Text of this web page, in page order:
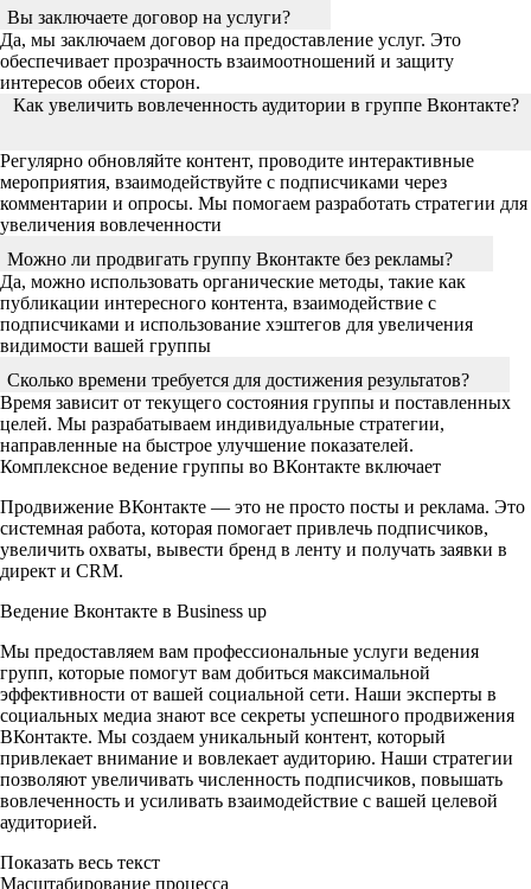
Вы заключаете договор на услуги?
Да, мы заключаем договор на предоставление услуг. Это
обеспечивает прозрачность взаимоотношений и защиту
интересов обеих сторон.
Как увеличить вовлеченность аудитории в группе Вконтакте?
Регулярно обновляйте контент, проводите интерактивные
мероприятия, взаимодействуйте с подписчиками через
комментарии и опросы. Мы помогаем разработать стратегии для
увеличения вовлеченности
Можно ли продвигать группу Вконтакте без рекламы?
Да, можно использовать органические методы, такие как
публикации интересного контента, взаимодействие с
подписчиками и использование хэштегов для увеличения
видимости вашей группы
Сколько времени требуется для достижения результатов?
Время зависит от текущего состояния группы и поставленных
целей. Мы разрабатываем индивидуальные стратегии,
направленные на быстрое улучшение показателей.
Комплексное ведение группы во ВКонтакте включает
Продвижение ВКонтакте — это не просто посты и реклама. Это
системная работа, которая помогает привлечь подписчиков,
увеличить охваты, вывести бренд в ленту и получать заявки в
директ и CRM.
Ведение Вконтакте в Business up
Мы предоставляем вам профессиональные услуги ведения
групп, которые помогут вам добиться максимальной
эффективности от вашей социальной сети. Наши эксперты в
социальных медиа знают все секреты успешного продвижения
ВКонтакте. Мы создаем уникальный контент, который
привлекает внимание и вовлекает аудиторию. Наши стратегии
позволяют увеличивать численность подписчиков, повышать
вовлеченность и усиливать взаимодействие с вашей целевой
аудиторией.
Показать весь текст
Масштабирование процесса